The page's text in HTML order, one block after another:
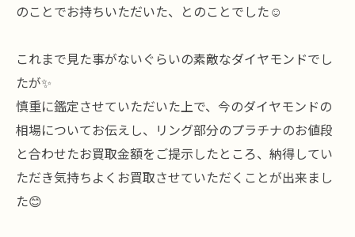
のことでお持ちいただいた、とのことでした☺️
これまで見た事がないぐらいの素敵なダイヤモンドでし
たが✨
慎重に鑑定させていただいた上で、今のダイヤモンドの
相場についてお伝えし、リング部分のプラチナのお値段
と合わせたお買取金額をご提示したところ、納得してい
ただき気持ちよくお買取させていただくことが出来まし
た😊